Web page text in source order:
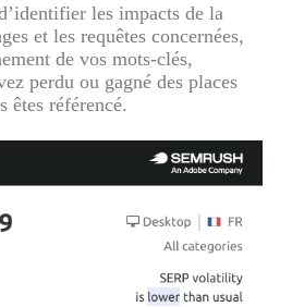
les impacts de la
et les requêtes concernées,
de vos mots-clés,
perdu ou gagné des places
êtes référencé.